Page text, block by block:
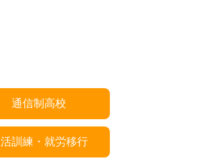
通信制高校
訓練・就労移行